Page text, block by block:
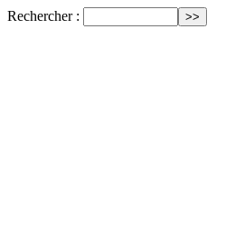
Rechercher :